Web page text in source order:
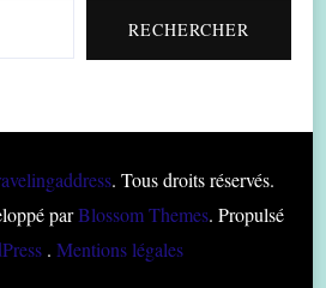
RECHERCHER
. Tous droits réservés.
parBlossom Themes. Propulsé
. Mentions légales